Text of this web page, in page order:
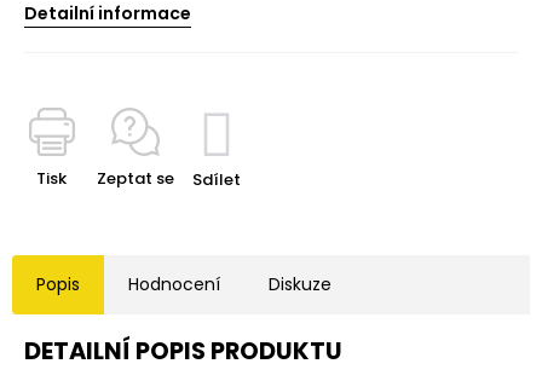
Detailní informace
Tisk Zeptat se Sdílet
Popis Hodnocení Diskuze
DETAILNÍ POPIS PRODUKTU